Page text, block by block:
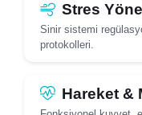
Stres
Sinir sistemi
protokolleri.
Hareket &